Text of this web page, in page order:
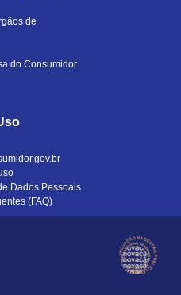
de
do Consumidor
Dados Pessoais
(FAQ)